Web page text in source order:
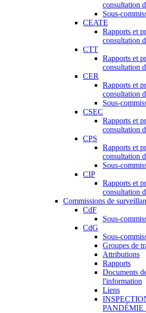
consultation
Sous-
CEATE
Rapports et
consultation
CTT
Rapports et
consultation
CER
Rapports et
consultation
Sous-
CSEC
Rapports et
consultation
CPS
Rapports et
consultation
Sous-
CIP
Rapports et
consultation
Commissions de
CdF
Sous-
CdG
Sous-
Groupes de
Attributions
Rapports
Documents
l'information
Liens
PANDÉMIE